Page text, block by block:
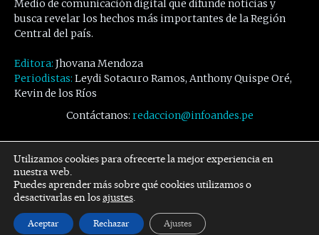
Medio de comunicación digital que difunde noticias y
busca revelar los hechos más importantes de la Región
Central del país.
Editora: Jhovana Mendoza
Periodistas: Leydi Sotacuro Ramos, Anthony Quispe Oré,
Kevin de los Ríos
Contáctanos: redaccion@infoandes.pe
Síguenos
Facebook Twitter Youtube
Utilizamos cookies para ofrecerte la mejor experiencia en
nuestra web.
Puedes aprender más sobre qué cookies utilizamos o
desactivarlas en losajustes.
Aceptar Rechazar Ajustes